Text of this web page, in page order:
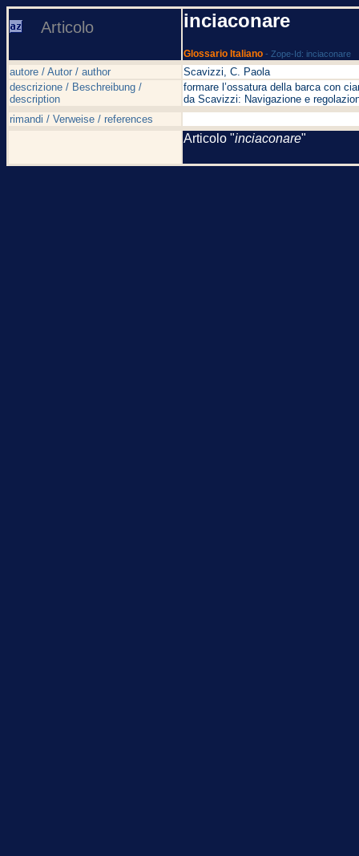
Articolo inciaconare
Glossario Italiano - Zope-Id: inciaconare
autore / Autor / author
Scavizzi, C. Paola
descrizione / Beschreibung /
description
formare l’ossatura della barca con
da Scavizzi: Navigazione e
rimandi / Verweise / references
Articolo "inciaconare"